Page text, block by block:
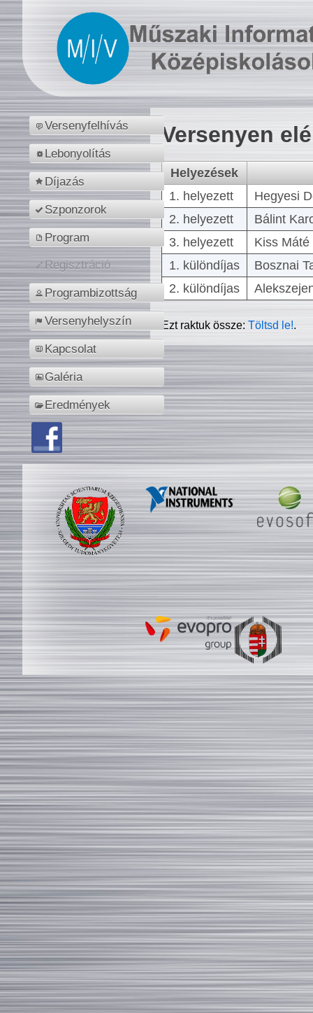
Versenyfelhívás
Lebonyolítás
Díjazás
Szponzorok
Program
Regisztráció
Programbizottság
Versenyhelyszín
Kapcsolat
Galéria
Eredmények
Versenyen
Helyezések
1. helyezett
Hegyesi
2. helyezett
Bálint
3. helyezett
Kiss
1. különdíjas
Bosznai
2. különdíjas
Ezt raktuk össze:Töltsd le!.